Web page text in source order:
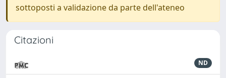
sottoposti a validazione da parte dell'ateneo
Citazioni
ND